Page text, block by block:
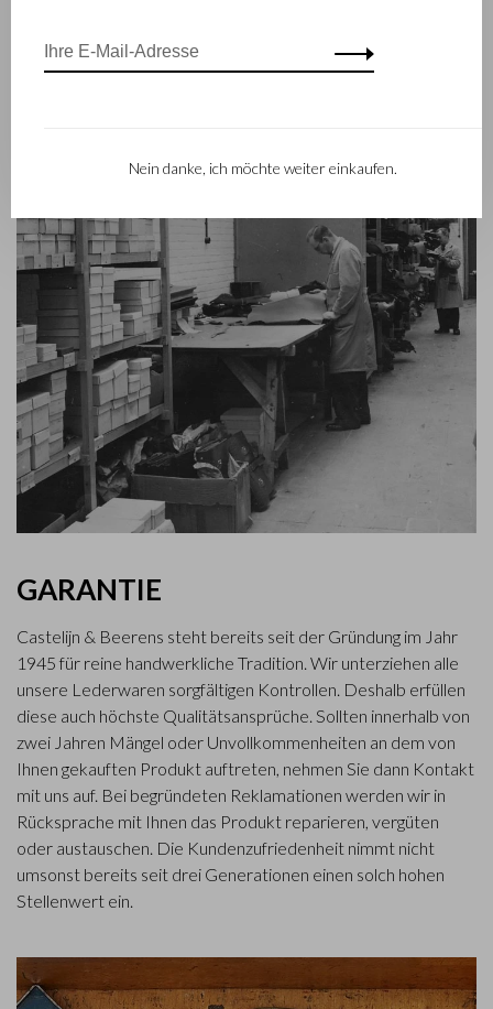
GARANTIE
Castelijn & Beerens steht bereits seit der Gründung im Jahr
1945 für reine handwerkliche Tradition. Wir unterziehen alle
unsere Lederwaren sorgfältigen Kontrollen. Deshalb erfüllen
diese auch höchste Qualitätsansprüche. Sollten innerhalb von
zwei Jahren Mängel oder Unvollkommenheiten an dem von
Ihnen gekauften Produkt auftreten, nehmen Sie dann Kontakt
mit uns auf. Bei begründeten Reklamationen werden wir in
Rücksprache mit Ihnen das Produkt reparieren, vergüten
oder austauschen. Die Kundenzufriedenheit nimmt nicht
umsonst bereits seit drei Generationen einen solch hohen
Stellenwert ein.
Nein danke, ich möchte weiter einkaufen.